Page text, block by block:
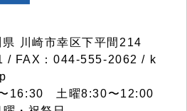
川崎市幸区下平間214
/ FAX：044-555-2062 / k
16:30 土曜8:30〜12:00